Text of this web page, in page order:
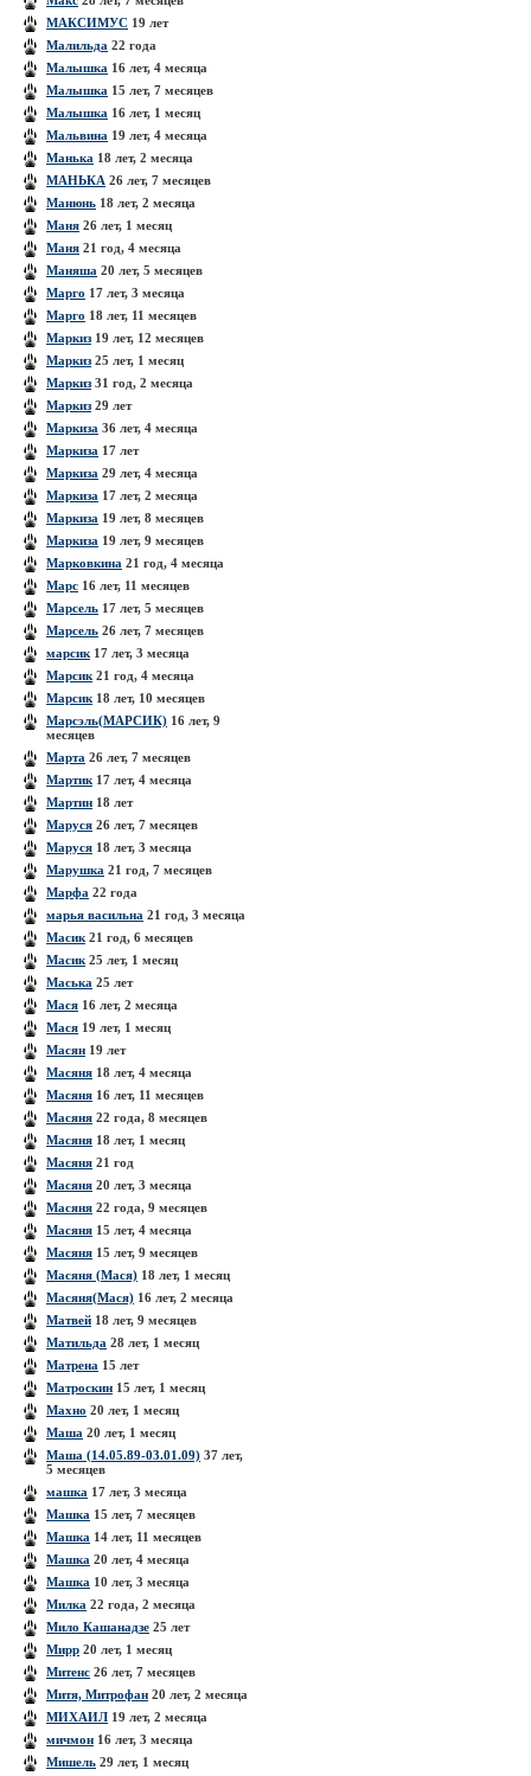
МАКСИМУС 19 лет
Малильда 22 года
Малышка 16 лет, 4 месяца
Малышка 15 лет, 7 месяцев
Малышка 16 лет, 1 месяц
Мальвина 19 лет, 4 месяца
Манька 18 лет, 2 месяца
МАНЬКА 26 лет, 7 месяцев
Манюнь 18 лет, 2 месяца
Маня 26 лет, 1 месяц
Маня 21 год, 4 месяца
Маняша 20 лет, 5 месяцев
Марго 17 лет, 3 месяца
Марго 18 лет, 11 месяцев
Маркиз19 лет, 12 месяцев
Маркиз25 лет, 1 месяц
Маркиз31 год, 2 месяца
Маркиз29 лет
Маркиза 36 лет, 4 месяца
Маркиза 17 лет
Маркиза 29 лет, 4 месяца
Маркиза 17 лет, 2 месяца
Маркиза 19 лет, 8 месяцев
Маркиза 19 лет, 9 месяцев
Марковкина 21 год, 4 месяца
Марс 16 лет, 11 месяцев
Марсель 17 лет, 5 месяцев
Марсель 26 лет, 7 месяцев
марсик 17 лет, 3 месяца
Марсик 21 год, 4 месяца
Марсик 18 лет, 10 месяцев
Марсэль(МАРСИК) 16 лет, 9
месяцев
Марта 26 лет, 7 месяцев
Мартик 17 лет, 4 месяца
Мартин 18 лет
Маруся 26 лет, 7 месяцев
Маруся 18 лет, 3 месяца
Марушка 21 год, 7 месяцев
Марфа 22 года
марья васильна 21 год, 3 месяца
Масик 21 год, 6 месяцев
Масик 25 лет, 1 месяц
Маська 25 лет
Мася 16 лет, 2 месяца
Мася 19 лет, 1 месяц
Масян 19 лет
Масяня 18 лет, 4 месяца
Масяня 16 лет, 11 месяцев
Масяня 22 года, 8 месяцев
Масяня 18 лет, 1 месяц
Масяня 21 год
Масяня 20 лет, 3 месяца
Масяня 22 года, 9 месяцев
Масяня 15 лет, 4 месяца
Масяня 15 лет, 9 месяцев
Масяня (Мася) 18 лет, 1 месяц
Масяня(Мася) 16 лет, 2 месяца
Матвей 18 лет, 9 месяцев
Матильда 28 лет, 1 месяц
Матрена 15 лет
Матроскин 15 лет, 1 месяц
Махно 20 лет, 1 месяц
Маша 20 лет, 1 месяц
Маша (14.05.89-03.01.09) 37 лет,
5 месяцев
машка 17 лет, 3 месяца
Машка 15 лет, 7 месяцев
Машка 14 лет, 11 месяцев
Машка 20 лет, 4 месяца
Машка 10 лет, 3 месяца
Милка 22 года, 2 месяца
Мило Кашанадзе 25 лет
Мирр 20 лет, 1 месяц
Митенс 26 лет, 7 месяцев
Митя, Митрофан 20 лет, 2 месяца
МИХАИЛ 19 лет, 2 месяца
мичмон 16 лет, 3 месяца
Мишель 29 лет, 1 месяц